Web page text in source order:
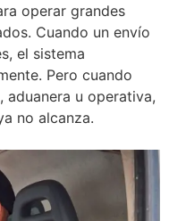
operar grandes
Cuando un envío
el sistema
Pero cuando
aduanera u operativa,
no alcanza.